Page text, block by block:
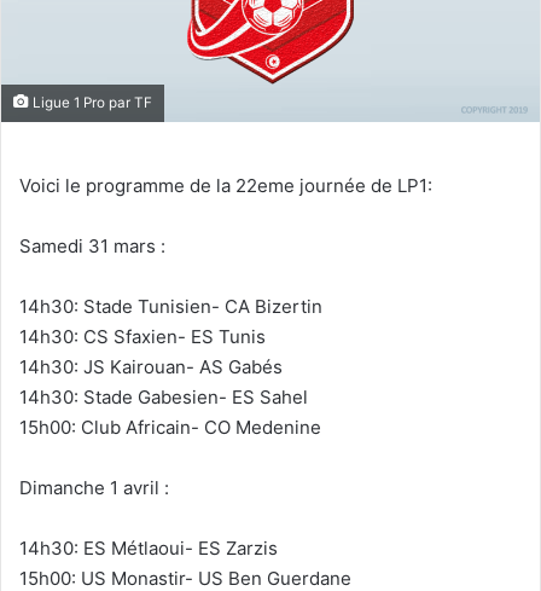
Ligue 1 Pro par TF
Voici le programme de la 22eme journée de LP1:
Samedi 31 mars :
14h30: Stade Tunisien- CA Bizertin
14h30: CS Sfaxien- ES Tunis
14h30: JS Kairouan- AS Gabés
14h30: Stade Gabesien- ES Sahel
15h00: Club Africain- CO Medenine
Dimanche 1 avril :
14h30: ES Métlaoui- ES Zarzis
15h00: US Monastir- US Ben Guerdane